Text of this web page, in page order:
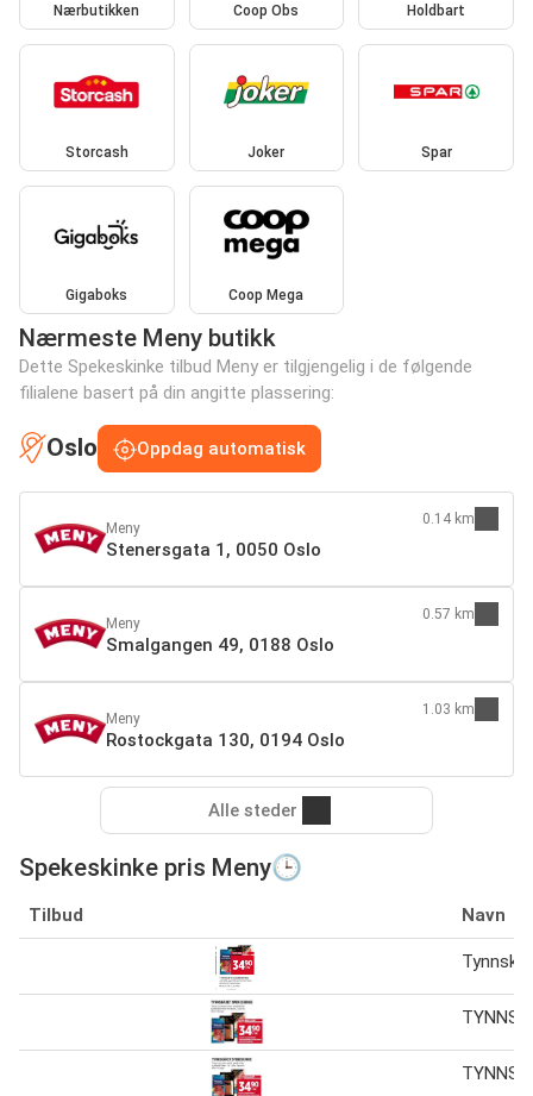
Nærbutikken Coop Obs Holdbart
Storcash Joker Spar
Gigaboks Coop Mega
Nærmeste Meny butikk
Dette Spekeskinke tilbud Meny er tilgjengelig i de følgende
filialene basert på din angitte plassering:
Oslo Oppdag automatisk
Meny
Stenersgata 1, 0050 Oslo
0.14 km
Meny
Smalgangen 49, 0188 Oslo
0.57 km
Meny
Rostockgata 130, 0194 Oslo
1.03 km
Alle steder
Spekeskinke pris Meny🕒
Tilbud Navn